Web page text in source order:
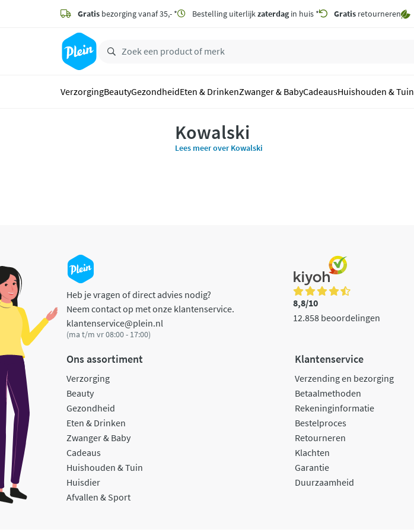
zoeken
hoofdinhoud
Gratis bezorging vanaf 35,- * Bestelling uiterlijkzaterdagin huis * Gratis retourneren
VerzorgingBeautyGezondheidEten & DrinkenZwanger & BabyCadeausHuishouden & Tuin
Kowalski
Lees meer over Kowalski
Heb je vragen of direct advies nodig?
Neem contact op met onze klantenservice.
klantenservice@plein.nl
(ma t/m vr 08:00 - 17:00)
8,8/10
12.858 beoordelingen
Ons assortiment
Verzorging
Beauty
Gezondheid
Eten & Drinken
Zwanger & Baby
Cadeaus
Huishouden & Tuin
Huisdier
Afvallen & Sport
Klantenservice
Verzending en bezorging
Betaalmethoden
Rekeninginformatie
Bestelproces
Retourneren
Klachten
Garantie
Duurzaamheid